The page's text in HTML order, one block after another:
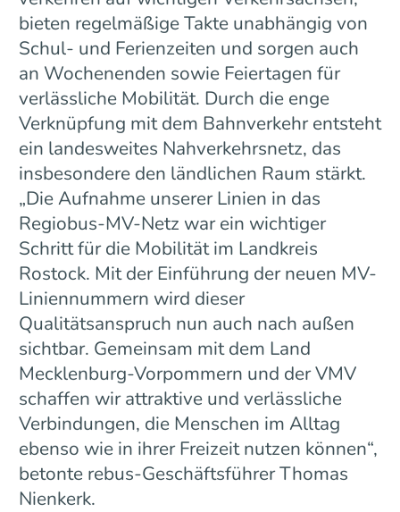
bieten regelmäßige Takte unabhängig von
Schul- und Ferienzeiten und sorgen auch
an Wochenenden sowie Feiertagen für
verlässliche Mobilität. Durch die enge
Verknüpfung mit dem Bahnverkehr entsteht
ein landesweites Nahverkehrsnetz, das
insbesondere den ländlichen Raum stärkt.
„Die Aufnahme unserer Linien in das
Regiobus-MV-Netz war ein wichtiger
Schritt für die Mobilität im Landkreis
Rostock. Mit der Einführung der neuen MV-
Liniennummern wird dieser
Qualitätsanspruch nun auch nach außen
sichtbar. Gemeinsam mit dem Land
Mecklenburg-Vorpommern und der VMV
schaffen wir attraktive und verlässliche
Verbindungen, die Menschen im Alltag
ebenso wie in ihrer Freizeit nutzen können“,
betonte rebus-Geschäftsführer Thomas
Nienkerk.